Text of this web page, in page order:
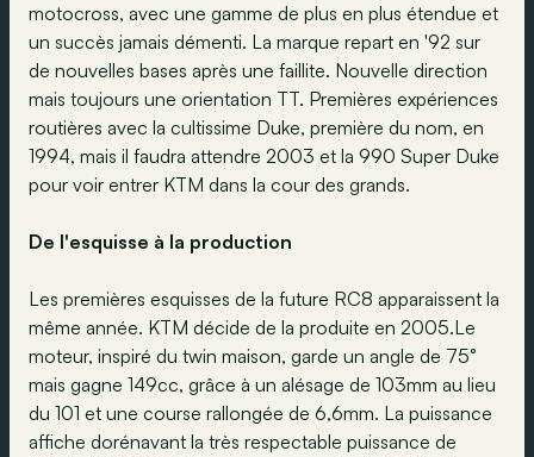
motocross, avec une gamme de plus en plus étendue et
un succès jamais démenti. La marque repart en '92 sur
de nouvelles bases après une faillite. Nouvelle direction
mais toujours une orientation TT. Premières expériences
routières avec la cultissime Duke, première du nom, en
1994, mais il faudra attendre 2003 et la 990 Super Duke
pour voir entrer KTM dans la cour des grands.
De l'esquisse à la production
Les premières esquisses de la future RC8 apparaissent la
même année. KTM décide de la produite en 2005.Le
moteur, inspiré du twin maison, garde un angle de 75°
mais gagne 149cc, grâce à un alésage de 103mm au lieu
du 101 et une course rallongée de 6,6mm. La puissance
affiche dorénavant la très respectable puissance de